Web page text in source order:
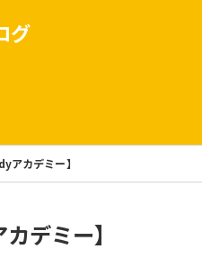
グ
アカデミー】
デミー】